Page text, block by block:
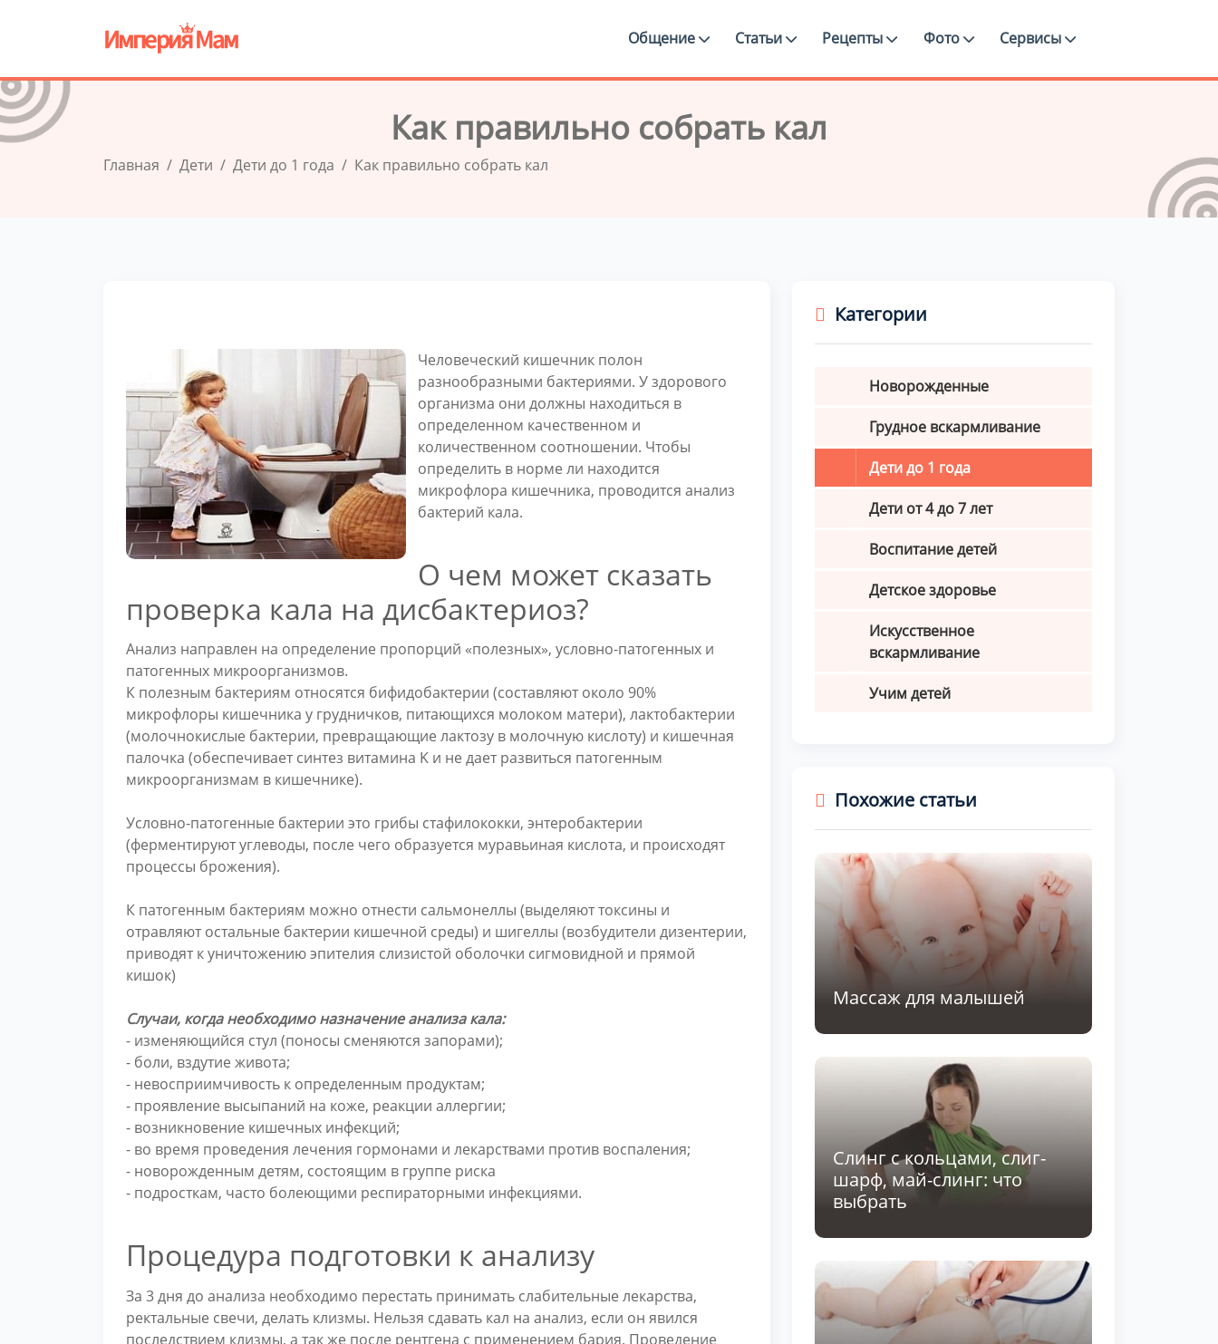
Общение Статьи Рецепты Фото Сервисы
Как правильно собрать кал
Главная Дети Дети до 1 года Как правильно собрать кал
Человеческий кишечник полон
разнообразными бактериями. У здорового
организма они должны находиться в
определенном качественном и
количественном соотношении. Чтобы
определить в норме ли находится
микрофлора кишечника, проводится анализ
бактерий кала.
О чем может сказать
проверка кала на дисбактериоз?
Анализ направлен на определение пропорций «полезных», условно-патогенных и
патогенных микроорганизмов.
К полезным бактериям относятся бифидобактерии (составляют около 90%
микрофлоры кишечника у грудничков, питающихся молоком матери), лактобактерии
(молочнокислые бактерии, превращающие лактозу в молочную кислоту) и кишечная
палочка (обеспечивает синтез витамина K и не дает развиться патогенным
микроорганизмам в кишечнике).
Условно-патогенные бактерии это грибы стафилококки, энтеробактерии
(ферментируют углеводы, после чего образуется муравьиная кислота, и происходят
процессы брожения).
К патогенным бактериям можно отнести сальмонеллы (выделяют токсины и
отравляют остальные бактерии кишечной среды) и шигеллы (возбудители дизентерии,
приводят к уничтожению эпителия слизистой оболочки сигмовидной и прямой
кишок)
Случаи, когда необходимо назначение анализа кала:
- изменяющийся стул (поносы сменяются запорами);
- боли, вздутие живота;
- невосприимчивость к определенным продуктам;
- проявление высыпаний на коже, реакции аллергии;
- возникновение кишечных инфекций;
- во время проведения лечения гормонами и лекарствами против воспаления;
- новорожденным детям, состоящим в группе риска
- подросткам, часто болеющими респираторными инфекциями.
Процедура подготовки к анализу
За 3 дня до анализа необходимо перестать принимать слабительные лекарства,
ректальные свечи, делать клизмы. Нельзя сдавать кал на анализ, если он явился
последствием клизмы, а так же после рентгена с применением бария. Проведение
Категории
Новорожденные
Грудное вскармливание
Дети до 1 года
Дети от 4 до 7 лет
Воспитание детей
Детское здоровье
Искусственное
вскармливание
Учим детей
Похожие статьи
Массаж для малышей
Слинг с кольцами, слиг-
шарф, май-слинг: что
выбрать